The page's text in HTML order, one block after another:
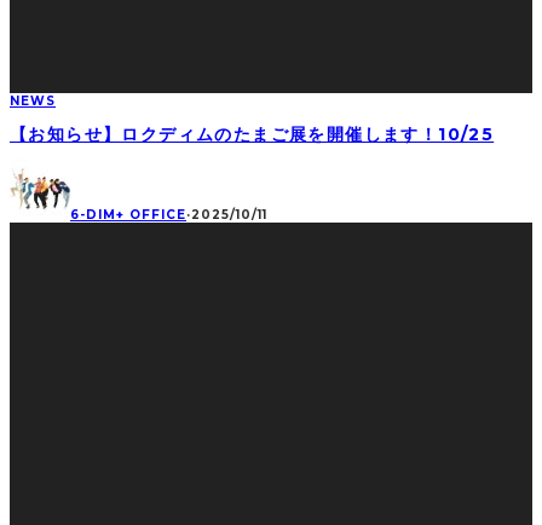
NEWS
【お知らせ】ロクディムのたまご展を開催します！10/25
6-DIM+ OFFICE·2025/10/11